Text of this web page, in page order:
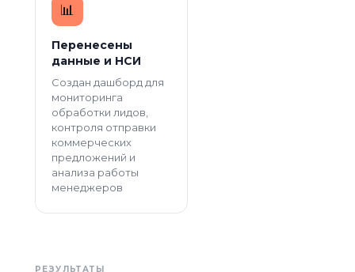
📊️
Перенесены
данные и НСИ
Создан дашборд для
мониторинга
обработки лидов,
контроля отправки
коммерческих
предложений и
анализа работы
менеджеров
РЕЗУЛЬТАТЫ